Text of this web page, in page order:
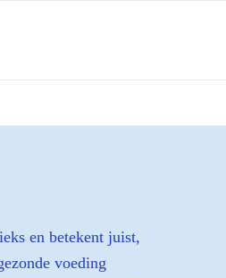
en betekent juist,
voeding